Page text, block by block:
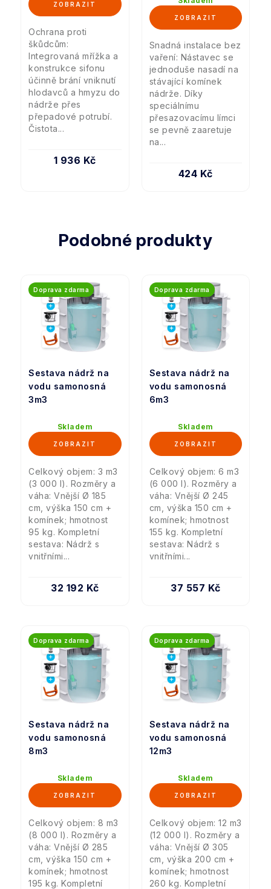
1 936 Kč
Ochrana proti
škůdcům:
Integrovaná mřížka a
konstrukce sifonu
účinně brání vniknutí
hlodavců a hmyzu do
nádrže přes
přepadové potrubí.
Čistota...
424 Kč
Snadná instalace bez
vaření: Nástavec se
jednoduše nasadí na
stávající komínek
nádrže. Díky
speciálnímu
přesazovacímu límci
se pevně zaaretuje
na...
Podobné produkty
Sestava nádrž na
vodu samonosná
3m3
Doprava zdarma
Skladem
32 192 Kč
Celkový objem: 3 m3
(3 000 l). Rozměry a
váha: Vnější Ø 185
cm, výška 150 cm +
komínek; hmotnost
95 kg. Kompletní
sestava: Nádrž s
vnitřními...
Sestava nádrž na
vodu samonosná
6m3
Doprava zdarma
Skladem
37 557 Kč
Celkový objem: 6 m3
(6 000 l). Rozměry a
váha: Vnější Ø 245
cm, výška 150 cm +
komínek; hmotnost
155 kg. Kompletní
sestava: Nádrž s
vnitřními...
Sestava nádrž na
vodu samonosná
8m3
Doprava zdarma
Skladem
Celkový objem: 8 m3
(8 000 l). Rozměry a
váha: Vnější Ø 285
cm, výška 150 cm +
komínek; hmotnost
195 kg. Kompletní
Sestava nádrž na
vodu samonosná
12m3
Doprava zdarma
Skladem
Celkový objem: 12 m3
(12 000 l). Rozměry a
váha: Vnější Ø 305
cm, výška 200 cm +
komínek; hmotnost
260 kg. Kompletní